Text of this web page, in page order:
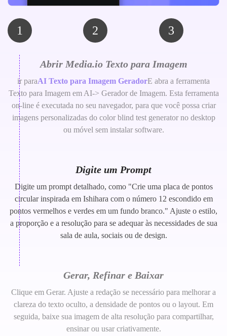
1 2 3
Abrir Media.io Texto para Imagem
ir paraAI Texto para Imagem GeradorE abra a ferramenta
Texto para Imagem em AI-> Gerador de Imagem. Esta ferramenta
on-line é executada no seu navegador, para que você possa criar
imagens personalizadas do color blind test generator no desktop
ou móvel sem instalar software.
Digite um Prompt
Digite um prompt detalhado, como "Crie uma placa de pontos
circular inspirada em Ishihara com o número 12 escondido em
pontos vermelhos e verdes em um fundo branco." Ajuste o estilo,
a proporção e a resolução para se adequar às necessidades de sua
sala de aula, sociais ou de design.
Gerar, Refinar e Baixar
Clique em Gerar. Ajuste a redação se necessário para melhorar a
clareza do texto oculto, a densidade de pontos ou o layout. Em
seguida, baixe sua imagem de alta resolução para compartilhar,
ensinar ou usar criativamente.